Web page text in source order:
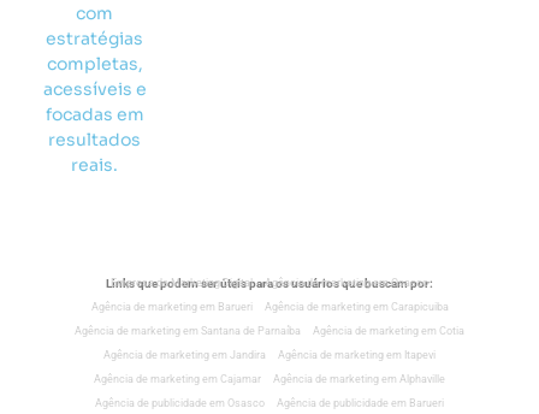
com
estratégias
completas,
acessíveis e
focadas em
resultados
reais.
Links que podem ser úteis para os usuários que buscam por:
Empresa de Marketing Digital
Agência de marketing em Osasco
Agência de marketing em Barueri
Agência de marketing em Carapicuiba
Agência de marketing em Santana de Parnaíba
Agência de marketing em Cotia
Agência de marketing em Jandira
Agência de marketing em Itapevi
Agência de marketing em Cajamar
Agência de marketing em Alphaville
Agência de publicidade em Osasco
Agência de publicidade em Barueri